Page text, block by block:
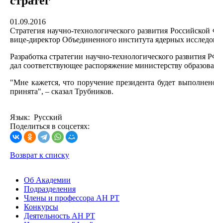
01.09.2016
Стратегия научно-технологического развития
вице-директор Объединенного института ядерных
Разработка стратегии научно-технологического
дал соответствующее распоряжение министерству
"Мне кажется, что поручение президента будет
принята", – сказал Трубников.
Язык: Русский
Поделиться в соцсетях:
Возврат к списку
Об Академии
Подразделения
Члены и профессора АН РТ
Конкурсы
Деятельность АН РТ